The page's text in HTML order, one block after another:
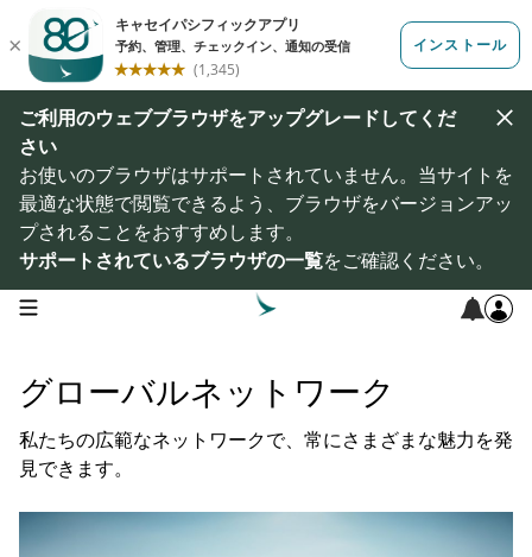
ご利用のウェブブラウザをアップグレードしてくだ
さい
お使いのブラウザはサポートされていません。当サイトを
最適な状態で閲覧できるよう、ブラウザをバージョンアッ
プされることをおすすめします。
サポートされているブラウザの一覧をご確認ください。
open navigation menu
グローバルネットワーク
私たちの広範なネットワークで、常にさまざまな魅力を発
見できます。